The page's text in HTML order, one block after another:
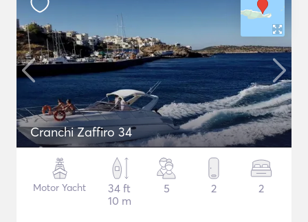
Cranchi Zaffiro 34
Motor Yacht
34 ft
10 m
5 2 2